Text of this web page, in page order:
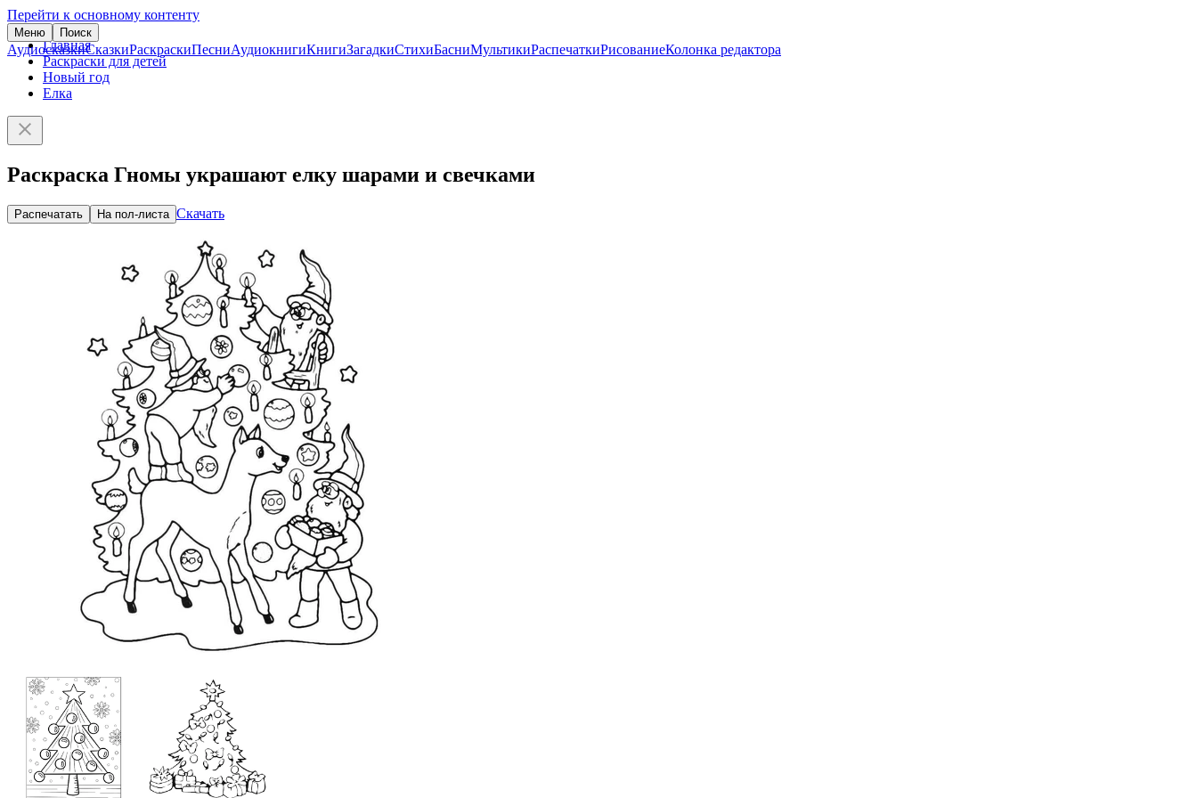
Перейти к основному контенту
Меню Поиск
АудиосказкиСказкиРаскраскиПесниАудиокнигиКнигиЗагадкиСтихиБасниМультикиРаспечаткиРисованиеКолонка редактора
Главная
Раскраски для детей
Новый год
Елка
Раскраска Гномы украшают елку шарами и свечками
Распечатать На пол-листа Скачать